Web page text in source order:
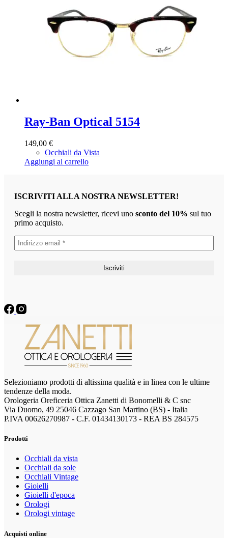
Ray-Ban Optical 5154
149,00 €
Occhiali da Vista
Aggiungi al carrello
ISCRIVITI ALLA NOSTRA NEWSLETTER!
Scegli la nostra newsletter, ricevi uno sconto del 10% sul tuo
primo acquisto.
Selezioniamo prodotti di altissima qualità e in linea con le ultime
tendenze della moda.
Orologeria Oreficeria Ottica Zanetti di Bonomelli & C snc
Via Duomo, 49 25046 Cazzago San Martino (BS) - Italia
P.IVA 00626270987 - C.F. 01434130173 - REA BS 284575
Prodotti
Occhiali da vista
Occhiali da sole
Occhiali Vintage
Gioielli
Gioielli d'epoca
Orologi
Orologi vintage
Acquisti online